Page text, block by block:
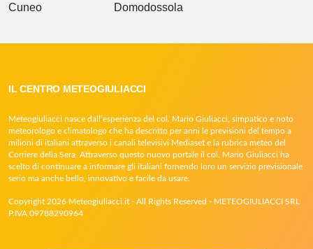
Cuneo
Domodossola
IL CENTRO METEOGIULIACCI
Meteogiuliacci nasce dall’esperienza del col. Mario Giuliacci, simpatico e noto
meteorologo e climatologo che ha descritto per anni le previsioni del tempo a
milioni di italiani attraverso i canali televisivi Mediaset e la rubrica meteo del
Corriere della Sera. Attraverso questo nuovo portale il col. Mario Giuliacci ha
scelto di continuare a informare gli italiani fornendo loro un servizio previsionale
serio ma anche bello, innovativo e facile da usare.
Copyright 2026 Meteogiuliacci.it - All Rights Reserved - METEOGIULIACCI SRL
P.IVA 09788290964